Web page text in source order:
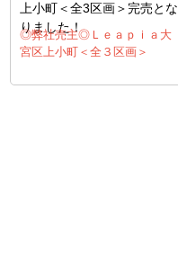
上小町＜全3区画＞完売とな
りました！
◎弊社売主◎Ｌｅａｐｉａ大
宮区上小町＜全３区画＞